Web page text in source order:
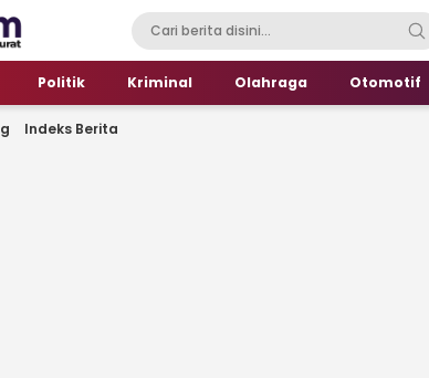
Politik Kriminal Olahraga Otomotif
Indeks Berita